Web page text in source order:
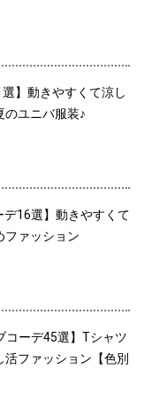
選】動きやすくて涼し
のユニバ服装♪
デ16選】動きやすくて
ファッション
コーデ45選】Tシャツ
活ファッション【色別